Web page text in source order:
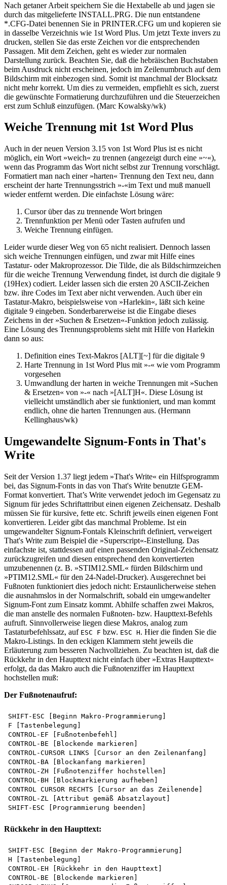
Nach getaner Arbeit speichern Sie die Hextabelle ab und jagen sie
durch das mitgelieferte INSTALL.PRG. Die nun entstandene
*.CFG-Datei benennen Sie in PRINTER.CFG um und kopieren sie
in dasselbe Verzeichnis wie 1st Word Plus. Um jetzt Texte invers zu
drucken, stellen Sie das erste Zeichen vor die entsprechenden
Passagen. Mit dem Zeichen, geht es wieder zur normalen
Darstellung zurück. Beachten Sie, daß die hebräischen Buchstaben
beim Ausdruck nicht erscheinen, jedoch im Zeilenumbruch auf dem
Bildschirm mit einbezogen sind. Somit ist manchmal der Blocksatz
nicht mehr korrekt. Um dies zu vermeiden, empfiehlt es sich, zuerst
die gewünschte Formatierung durchzuführen und die Steuerzeichen
erst zum Schluß einzufügen. (Marc Kowalsky/wk)
Weiche Trennung mit 1st Word Plus
Auch in der neuen Version 3.15 von 1st Word Plus ist es nicht
möglich, ein Wort »weich« zu trennen (angezeigt durch eine »~«),
wenn das Programm das Wort nicht selbst zur Trennung vorschlägt.
Formatiert man nach einer »harten« Trennung den Text neu, dann
erscheint der harte Trennungsstrich »-«im Text und muß manuell
wieder entfernt werden. Die einfachste Lösung wäre:
Cursor über das zu trennende Wort bringen
Trennfunktion per Menü oder Tasten aufrufen und
Weiche Trennung einfügen.
Leider wurde dieser Weg von 65 nicht realisiert. Dennoch lassen
sich weiche Trennungen einfügen, und zwar mit Hilfe eines
Tastatur- oder Makroprozessor. Die Tilde, die als Bildschirmzeichen
für die weiche Trennung Verwendung findet, ist durch die digitale 9
(19Hex) codiert. Leider lassen sich die ersten 20 ASCII-Zeichen
bzw. ihre Codes im Text aber nicht verwenden. Auch über ein
Tastatur-Makro, beispielsweise von »Harlekin«, läßt sich keine
digitale 9 eingeben. Sonderbarerweise ist die Eingabe dieses
Zeichens in der »Suchen & Ersetzen«-Funktion jedoch zulässig.
Eine Lösung des Trennungsproblems sieht mit Hilfe von Harlekin
dann so aus:
Definition eines Text-Makros [ALT][~] für die digitale 9
Harte Trennung in 1st Word Plus mit »-« wie vom Programm
vorgesehen
Umwandlung der harten in weiche Trennungen mit »Suchen
& Ersetzen« von »-« nach »[ALT]H«. Diese Lösung ist
vielleicht umständlich aber sie funktioniert, und man kommt
endlich, ohne die harten Trennungen aus. (Hermann
Kellinghaus/wk)
Umgewandelte Signum-Fonts in That's
Write
Seit der Version 1.37 liegt jedem »That's Write« ein Hilfsprogramm
bei, das Signum-Fonts in das von That's Write benutzte GEM-
Format konvertiert. That’s Write verwendet jedoch im Gegensatz zu
Signum für jedes Schriftattribut einen eigenen Zeichensatz. Deshalb
müssen Sie für kursive, fette etc. Schrift jeweils einen eigenen Font
konvertieren. Leider gibt das manchmal Probleme. Ist ein
umgewandelter Signum-Fontals Kleinschrift definiert, verweigert
That's Write zum Beispiel die »Superscript«-Einstellung. Das
einfachste ist, stattdessen auf einen passenden Original-Zeichensatz
zurückzugreifen und diesen entsprechend den konvertierten
umzubenennen (z. B. »STIM12.SML« fürden Bildschirm und
»PTIM12.SML« für den 24-Nadel-Drucker). Ausgerechnet bei
Fußnoten funktioniert dies jedoch nicht: Erstaunlicherweise stehen
die ausnahmslos in der Normalschrift, sobald ein umgewandelter
Signum-Font zum Einsatz kommt. Abhilfe schaffen zwei Makros,
die man anstelle des normalen Fußnoten- bzw. Haupttext-Befehls
aufruft. Sinnvollerweise liegen diese Makros, analog zum
Tastaturbefehlssatz, auf ESC F bzw. ESC H. Hier die finden Sie die
Makro-Listings. In den eckigen Klammern steht jeweils die
Erläuterung zum besseren Nachvollziehen. Zu beachten ist, daß die
Rückkehr in den Haupttext nicht einfach über »Extras Haupttext«
erfolgt, da das Makro auch die Fußnotenziffer im Haupttext
hochstellen muß:
Der Fußnotenaufruf:
SHIFT-ESC [Beginn Makro-Programmierung]
F [Tastenbelegung]
CONTROL-EF [Fußnotenbefehl]
CONTROL-BE [Blockende markieren]
CONTROL-CURSOR LINKS [Cursor an den Zeilenanfang]
CONTROL-BA [Blockanfang markieren]
CONTROL-ZH [Fußnotenziffer hochstellen]
CONTROL-BH [Blockmarkierung aufheben]
CONTROL CURSOR RECHTS [Cursor an das Zeilenende]
CONTROL-ZL [Attribut gemäß Absatzlayout]
Rückkehr in den Haupttext:
SHIFT-ESC [Beginn der Makro-Programmierung]
H [Tastenbelegung]
CONTROL-EH [Rückkehr in den Haupttext]
CONTROL-BE [Blockende markieren]